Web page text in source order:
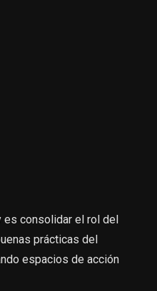
es consolidar el rol del
prácticas del
espacios de acción